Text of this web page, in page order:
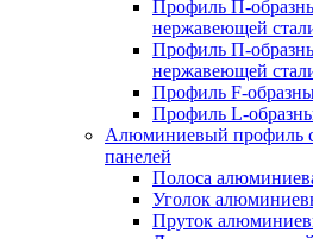
Профиль П-
нержавеющей
Профиль П-
нержавеющей
Профиль F-
Профиль L-
Алюминиевый профиль
панелей
Полоса
Уголок
Пруток